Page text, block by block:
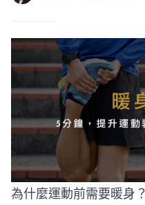
為什麼運動前需要暖身？